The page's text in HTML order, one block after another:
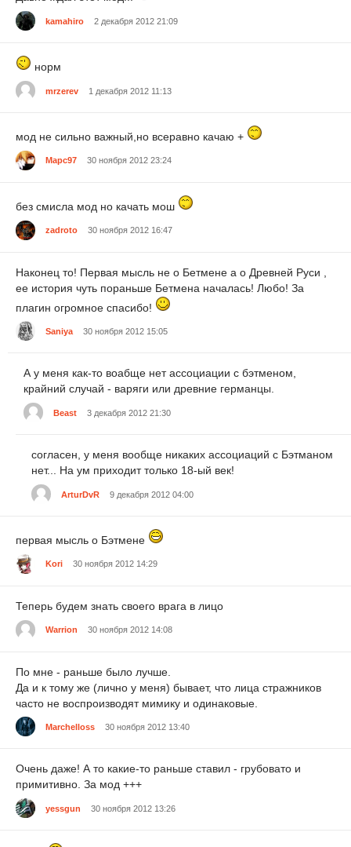
kamahiro 2 декабря 2012 21:09
норм
mrzerev 1 декабря 2012 11:13
мод не сильно важный,но всеравно качаю +
Mapc97 30 ноября 2012 23:24
без смисла мод но качать мош
zadroto 30 ноября 2012 16:47
Наконец то! Первая мысль не о Бетмене а о Древней Руси ,
ее история чуть пораньше Бетмена началась! Любо! За
плагин огромное спасибо!
Saniya 30 ноября 2012 15:05
А у меня как-то воабще нет ассоциации с бэтменом,
крайний случай - варяги или древние германцы.
Beast 3 декабря 2012 21:30
согласен, у меня вообще никаких ассоциаций с Бэтманом
нет... На ум приходит только 18-ый век!
ArturDvR 9 декабря 2012 04:00
первая мысль о Бэтмене
Kori 30 ноября 2012 14:29
Теперь будем знать своего врага в лицо
Warrion 30 ноября 2012 14:08
По мне - раньше было лучше.
Да и к тому же (лично у меня) бывает, что лица стражников
часто не воспроизводят мимику и одинаковые.
Marchelloss 30 ноября 2012 13:40
Очень даже! А то какие-то раньше ставил - грубовато и
примитивно. За мод +++
yessgun 30 ноября 2012 13:26